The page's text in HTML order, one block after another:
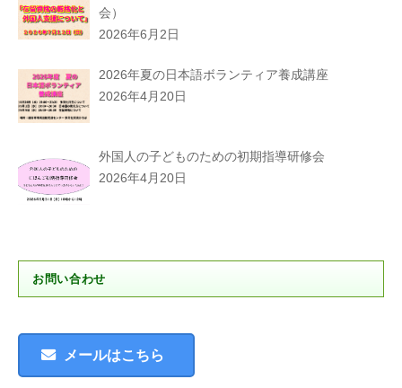
会）
2026年6月2日
2026年夏の日本語ボランティア養成講座
2026年4月20日
外国人の子どものための初期指導研修会
2026年4月20日
お問い合わせ
メールはこちら